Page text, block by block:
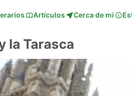
Artículos Cerca de mi
la Tarasca